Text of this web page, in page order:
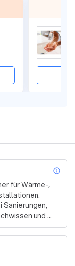
für Wärme-,
Sanierungen,
und
jede
die